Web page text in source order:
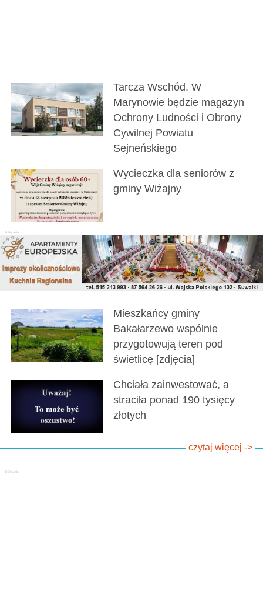
Tarcza Wschód. W
Marynowie będzie magazyn
Ochrony Ludności i Obrony
Cywilnej Powiatu
Sejneńskiego
Wycieczka dla seniorów z
gminy Wiżajny
Mieszkańcy gminy
Bakałarzewo wspólnie
przygotowują teren pod
świetlicę [zdjęcia]
Chciała zainwestować, a
straciła ponad 190 tysięcy
złotych
czytaj więcej ->